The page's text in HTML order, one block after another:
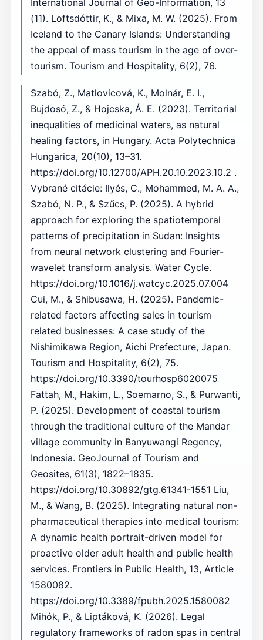
International Journal of Geo-Information, 13
(11). Loftsdóttir, K., & Mixa, M. W. (2025). From
Iceland to the Canary Islands: Understanding
the appeal of mass tourism in the age of over-
tourism. Tourism and Hospitality, 6(2), 76.
Szabó, Z., Matlovicová, K., Molnár, E. I.,
Bujdosó, Z., & Hojcska, Á. E. (2023). Territorial
inequalities of medicinal waters, as natural
healing factors, in Hungary. Acta Polytechnica
Hungarica, 20(10), 13–31.
https://doi.org/10.12700/APH.20.10.2023.10.2 .
Vybrané citácie: Ilyés, C., Mohammed, M. A. A.,
Szabó, N. P., & Szűcs, P. (2025). A hybrid
approach for exploring the spatiotemporal
patterns of precipitation in Sudan: Insights
from neural network clustering and Fourier-
wavelet transform analysis. Water Cycle.
https://doi.org/10.1016/j.watcyc.2025.07.004
Cui, M., & Shibusawa, H. (2025). Pandemic-
related factors affecting sales in tourism
related businesses: A case study of the
Nishimikawa Region, Aichi Prefecture, Japan.
Tourism and Hospitality, 6(2), 75.
https://doi.org/10.3390/tourhosp6020075
Fattah, M., Hakim, L., Soemarno, S., & Purwanti,
P. (2025). Development of coastal tourism
through the traditional culture of the Mandar
village community in Banyuwangi Regency,
Indonesia. GeoJournal of Tourism and
Geosites, 61(3), 1822–1835.
https://doi.org/10.30892/gtg.61341-1551 Liu,
M., & Wang, B. (2025). Integrating natural non-
pharmaceutical therapies into medical tourism:
A dynamic health portrait-driven model for
proactive older adult health and public health
services. Frontiers in Public Health, 13, Article
1580082.
https://doi.org/10.3389/fpubh.2025.1580082
Mihók, P., & Liptáková, K. (2026). Legal
regulatory frameworks of radon spas in central